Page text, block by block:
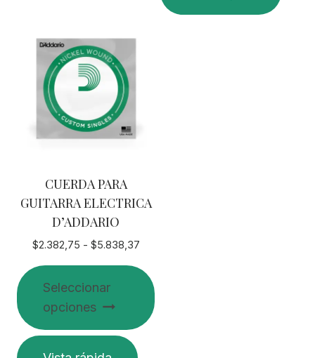
CUERDA PARA
GUITARRA ELECTRICA
D’ADDARIO
$2.382,75 - $5.838,37Rango
precios:
desde
$2.382,75
hasta
Seleccionar
opciones
Este